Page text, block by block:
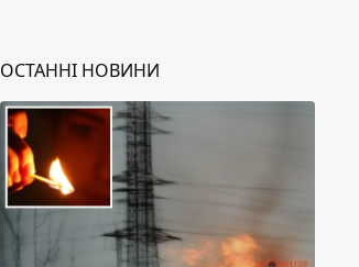
ОСТАННІ НОВИНИ